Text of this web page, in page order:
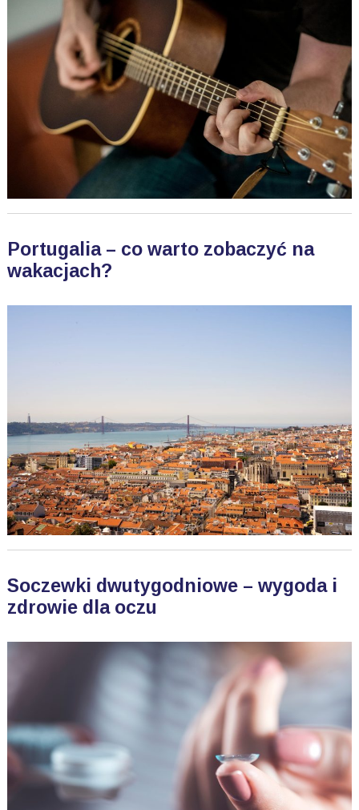
Portugalia – co warto zobaczyć na
wakacjach?
Soczewki dwutygodniowe – wygoda i
zdrowie dla oczu